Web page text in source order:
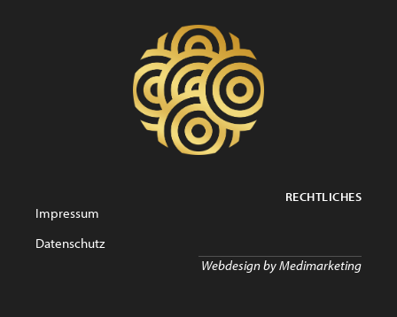
RECHTLICHES
Impressum
Datenschutz
Webdesign by Medimarketing